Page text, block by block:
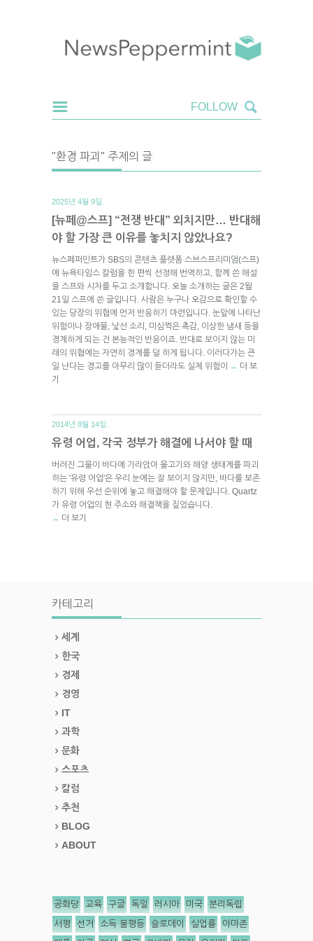
"환경 파괴" 주제의 글
2025년 4월 9일.
[뉴페@스프] “전쟁 반대” 외치지만… 반대해
야 할 가장 큰 이유를 놓치지 않았나요?
뉴스페퍼민트가 SBS의 콘텐츠 플랫폼 스브스프리미엄(스프)
에 뉴욕타임스 칼럼을 한 편씩 선정해 번역하고, 함께 쓴 해설
을 스프와 시차를 두고 소개합니다. 오늘 소개하는 글은 2월
21일 스프에 쓴 글입니다. 사람은 누구나 오감으로 확인할 수
있는 당장의 위협에 먼저 반응하기 마련입니다. 눈앞에 나타난
위험이나 장애물, 낯선 소리, 미심쩍은 촉감, 이상한 냄새 등을
경계하게 되는 건 본능적인 반응이죠. 반대로 보이지 않는 미
래의 위협에는 자연히 경계를 덜 하게 됩니다. 이러다가는 큰
일 난다는 경고를 아무리 많이 듣더라도 실제 위험이
→ 더 보
기
2014년 8월 14일.
유령 어업, 각국 정부가 해결에 나서야 할 때
버려진 그물이 바다에 가라앉아 물고기와 해양 생태계를 파괴
하는 '유령 어업'은 우리 눈에는 잘 보이지 않지만, 바다를 보존
하기 위해 우선 순위에 놓고 해결해야 할 문제입니다. Quartz
가 유령 어업의 현 주소와 해결책을 짚었습니다.
→ 더 보기
카테고리
세계
한국
경제
경영
IT
과학
문화
스포츠
칼럼
추천
BLOG
ABOUT
공화당 교육 구글 독일 러시아 미국 분리독립
서평 선거 소득 불평등 슬로데이 실업률 아마존